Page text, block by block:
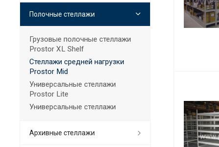
Полочные стеллажи
Грузовые полочные стеллажи
Prostor XL Shelf
Стеллажи средней нагрузки
Prostor Mid
Универсальные стеллажи
Prostor Lite
Универсальные стеллажи
Архивные стеллажи